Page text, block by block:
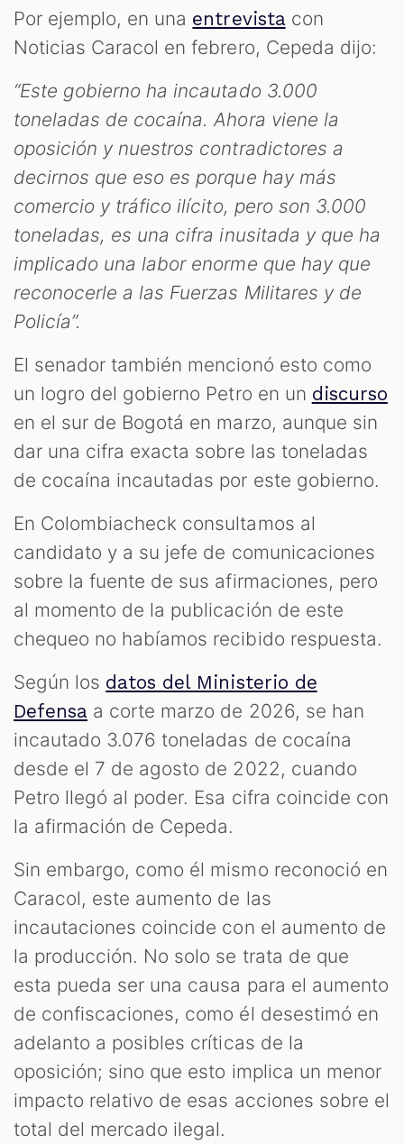
Por ejemplo, en una entrevistacon
Noticias Caracol en febrero, Cepeda dijo:
“Este gobierno ha incautado 3.000
toneladas de cocaína. Ahora viene la
oposición y nuestros contradictores a
decirnos que eso es porque hay más
comercio y tráfico ilícito, pero son 3.000
toneladas, es una cifra inusitada y que ha
implicado una labor enorme que hay que
reconocerle a las Fuerzas Militares y de
Policía”.
El senador también mencionó esto como
un logro del gobierno Petro en un discurso
en el sur de Bogotá en marzo, aunque sin
dar una cifra exacta sobre las toneladas
de cocaína incautadas por este gobierno.
En Colombiacheck consultamos al
candidato y a su jefe de comunicaciones
sobre la fuente de sus afirmaciones, pero
al momento de la publicación de este
chequeo no habíamos recibido respuesta.
Según los datos del Ministerio de
Defensa a corte marzo de 2026, se han
incautado 3.076 toneladas de cocaína
desde el 7 de agosto de 2022, cuando
Petro llegó al poder. Esa cifra coincide con
la afirmación de Cepeda.
Sin embargo, como él mismo reconoció en
Caracol, este aumento de las
incautaciones coincide con el aumento de
la producción. No solo se trata de que
esta pueda ser una causa para el aumento
de confiscaciones, como él desestimó en
adelanto a posibles críticas de la
oposición; sino que esto implica un menor
impacto relativo de esas acciones sobre el
total del mercado ilegal.